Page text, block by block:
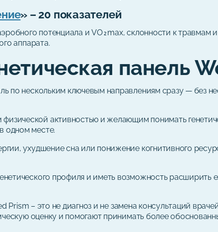
» – 20 показателей
потенциала и VO₂max, склонности к травмам
аппарата.
панель
по нескольким ключевым направлениям сразу — без
активностью и желающим понимать
одном месте.
ухудшение сна или понижение когнитивного
профиля и иметь возможность
Prism – это не диагноз и не замена консультаций
оценку и помогают принимать более